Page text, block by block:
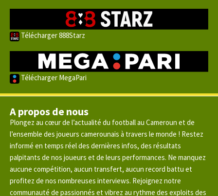
Télécharger 888Starz
Télécharger MegaPari
A propos de nous
Plongez au cœur de l’actualité du football au Cameroun et de
l’ensemble des joueurs camerounais à travers le monde ! Restez
informé en temps réel des dernières infos, des résultats
palpitants de nos joueurs et de leurs performances. Ne manquez
aucune compétition, aucun transfert, aucun record battu et
profitez de nos nombreuses interviews. Rejoignez notre
communauté de passionnés et vibrez au rythme des exploits des